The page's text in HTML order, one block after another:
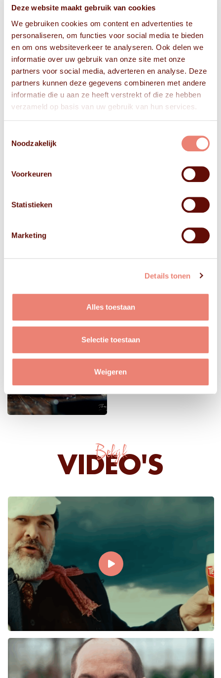
Deze website maakt gebruik van cookies
We gebruiken cookies om content en advertenties te
personaliseren, om functies voor social media te bieden
en om ons websiteverkeer te analyseren. Ook delen we
informatie over uw gebruik van onze site met onze
partners voor social media, adverteren en analyse. Deze
partners kunnen deze gegevens combineren met andere
informatie die u aan ze heeft verstrekt of die ze hebben
verzameld op basis van uw gebruik van hun services.
Noodzakelijk
Voorkeuren
Statistieken
Marketing
Details tonen
Alles toestaan
Selectie toestaan
Weigeren
Bekijk
VIDEO'S